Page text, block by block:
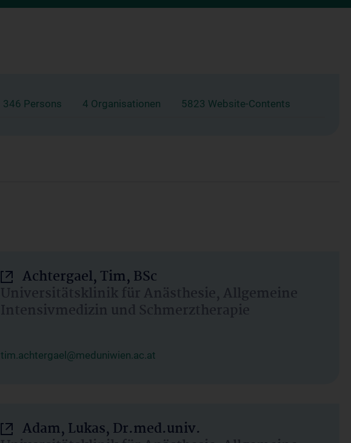
346 Persons 4 Organisationen 5823 Website-Contents
Achtergael, Tim, BSc
Universitätsklinik für Anästhesie, Allgemeine
Intensivmedizin und Schmerztherapie
tim.achtergael@meduniwien.ac.at
Adam, Lukas, Dr.med.univ.